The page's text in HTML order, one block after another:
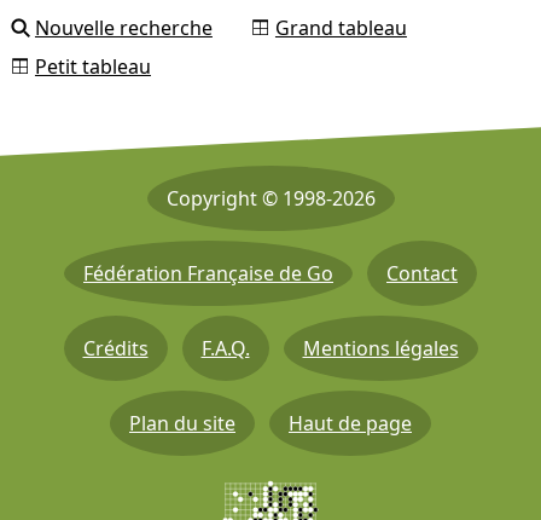
Nouvelle recherche
Grand tableau
Petit tableau
Copyright © 1998-2026
Fédération Française de Go Contact
Crédits F.A.Q. Mentions légales
Plan du site Haut de page